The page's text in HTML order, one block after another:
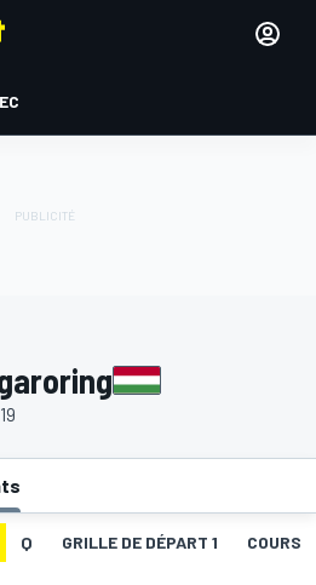
Q GRILLE DE DÉPART 1 COURSE